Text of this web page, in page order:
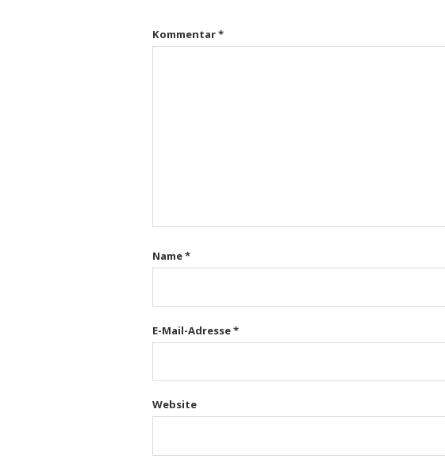
Kommentar*
Name*
E-Mail-Adresse*
Website